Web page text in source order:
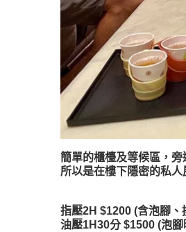
簡單的櫃檯及等候區，
所以是在樓下隱密的私人
指壓2H $1200 (含泡腳、
油壓1H30分 $1500 (泡